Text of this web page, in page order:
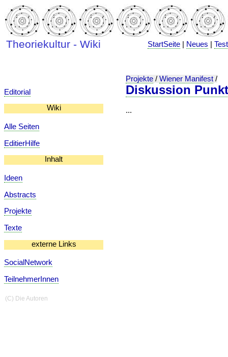
Theoriekultur - Wiki StartSeite Neues |
Editorial
Wiki
Alle Seiten
EditierHilfe
Inhalt
Ideen
Abstracts
Projekte
Texte
externe Links
SocialNetwork
TeilnehmerInnen
Projekte / Wiener Manifest /
Diskussion
...
(C) Die Autoren